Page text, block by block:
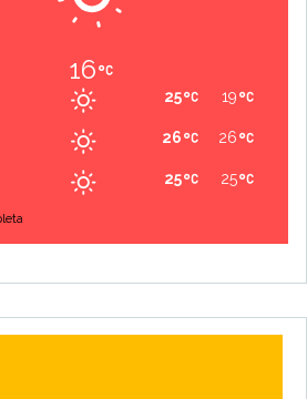
16
19
25
26
26
25
25